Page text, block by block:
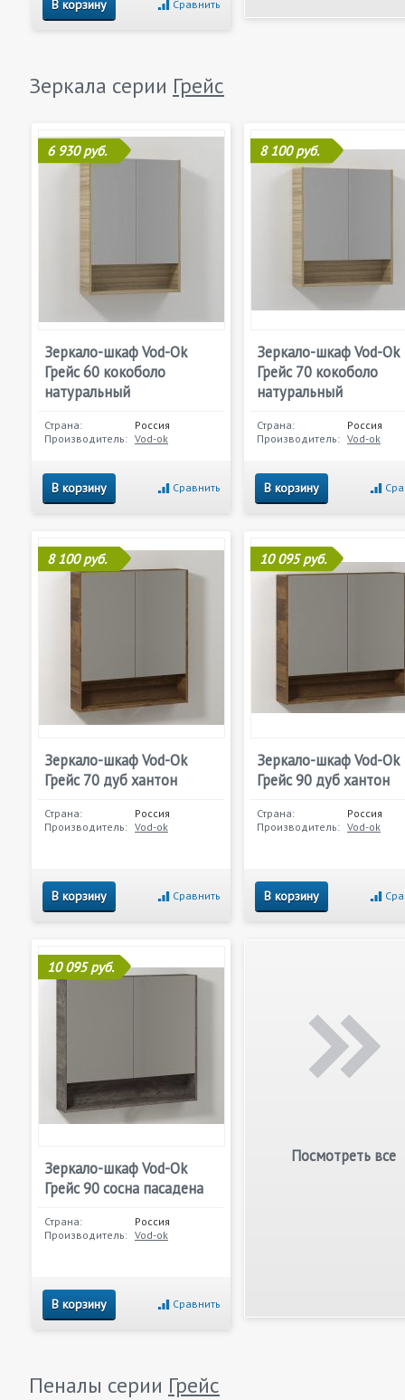
В корзину Сравнить
Зеркала серии Грейс
6 930 руб.
Зеркало-шкаф Vod-Ok
Грейс 60 кокоболо
натуральный
Страна:
Россия
Производитель: Vod-ok
В корзину Сравнить
8 100 руб.
Зеркало-шкаф Vod-Ok
Грейс 70 кокоболо
натуральный
Страна:
Россия
Производитель: Vod-ok
В корзину
8 100 руб.
Зеркало-шкаф Vod-Ok
Грейс 70 дуб хантон
Страна:
Россия
Производитель: Vod-ok
В корзину Сравнить
10 095 руб.
Зеркало-шкаф Vod-Ok
Грейс 90 дуб хантон
Страна:
Россия
Производитель: Vod-ok
В корзину
10 095 руб.
Зеркало-шкаф Vod-Ok
Грейс 90 сосна пасадена
Страна:
Россия
Производитель: Vod-ok
В корзину Сравнить
Посмотреть все
Пеналы серии Грейс